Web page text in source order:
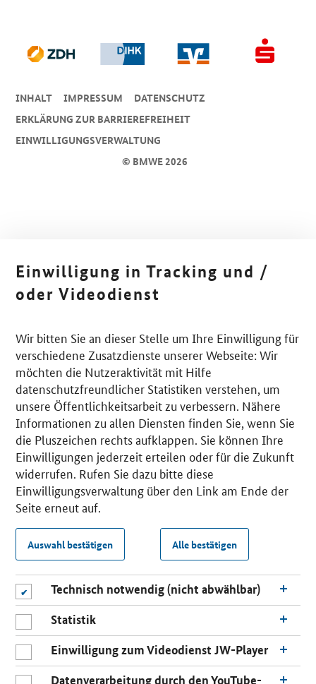
© BMWE 2026
INHALT IMPRESSUM
DA­TEN­SCHUTZ
ERKLÄRUNG ZUR BARRIEREFREIHEIT
EINWILLIGUNGSVERWALTUNG
Einwilligung in Tracking und /
oder Videodienst
Wir bitten Sie an dieser Stelle um Ihre Einwilligung für
verschiedene Zusatzdienste unserer Webseite: Wir
möchten die Nutzeraktivität mit Hilfe
datenschutzfreundlicher Statistiken verstehen, um
unsere Öffentlichkeitsarbeit zu verbessern. Nähere
Informationen zu allen Diensten finden Sie, wenn Sie
die Pluszeichen rechts aufklappen. Sie können Ihre
Einwilligungen jederzeit erteilen oder für die Zukunft
widerrufen. Rufen Sie dazu bitte diese
Einwilligungsverwaltung über den Link am Ende der
Seite erneut auf.
Auswahl bestätigen Alle bestätigen
Technisch notwendig (nicht abwählbar)
Statistik
Einwilligung zum Videodienst JW-Player
Datenverarbeitung durch den YouTube-